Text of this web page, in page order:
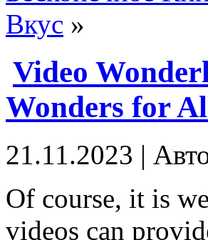
Вкус »
Video
Wonders for
21.11.2023 |
Of course, it is
videos can